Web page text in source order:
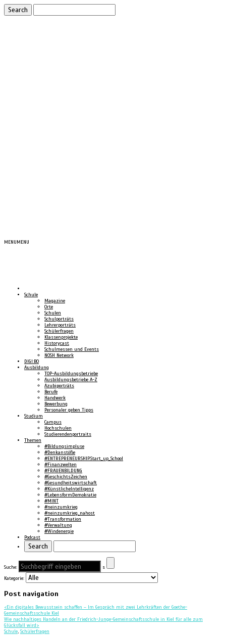
MENUMENU
Schule
Magazine
Orte
Schulen
Schulporträts
Lehrerporträts
Schülerfragen
Klassenprojekte
Historycast
Schulmessen und Events
NOSH Network
DIGI:BO
Ausbildung
TOP-Ausbildungsbetriebe
Ausbildungsbetriebe A-Z
Azubiporträts
Berufe
Handwerk
Bewerbung
Personaler geben Tipps
Studium
Campus
Hochschulen
Studierendenportraits
Themen
#Bildungsimpluse
#Denkanstöße
#ENTREPRENEURSHIP.Start_up_School
#Finanzwelten
#FRAUENBILDUNG
#GeschichtsZeichen
#Gesundheitswirtschaft
#KünstlicheIntelligenz
#LebensformDemokratie
#MINT
#neinzumkrieg
#neinzumkrieg_nahost
#Transformation
#Verwaltung
#Windenergie
Podcast
Suche:
s
Kategorie:
Post navigation
<Ein digitales Bewusstsein schaffen – Im Gespräch mit zwei Lehrkräften der Goethe-
Gemeinschaftsschule Kiel
Wie nachhaltiges Handeln an der Friedrich-Junge-Gemeinschaftsschule in Kiel für alle zum
Glücksfall wird>
Schule, Schülerfragen